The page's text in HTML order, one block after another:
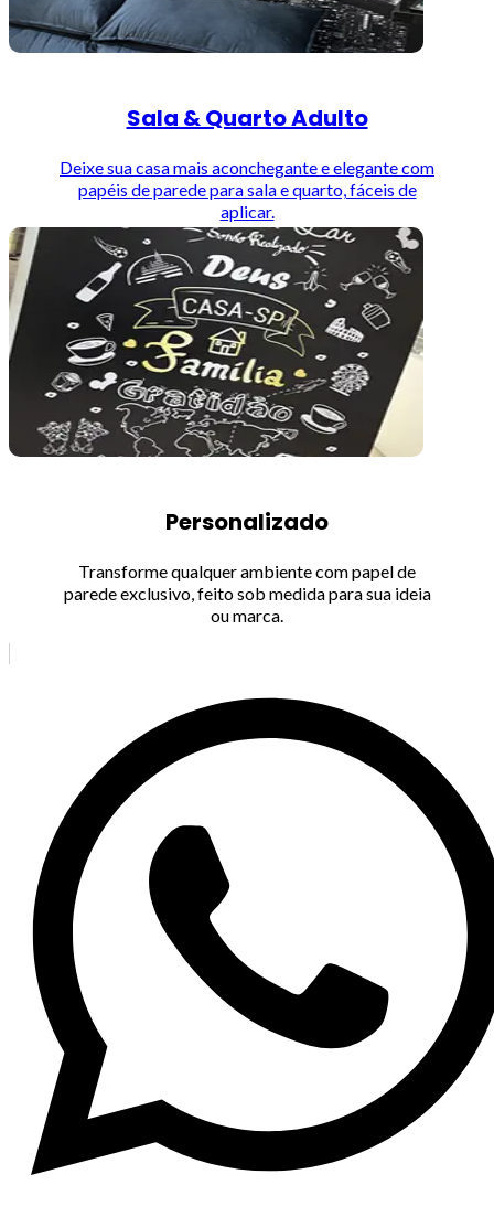
Sala & Quarto Adulto
Deixe sua casa mais aconchegante e elegante com
papéis de parede para sala e quarto, fáceis de
aplicar.
Personalizado
Transforme qualquer ambiente com papel de
parede exclusivo, feito sob medida para sua ideia
ou marca.